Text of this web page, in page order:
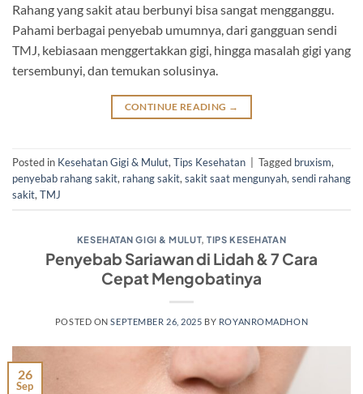
Rahang yang sakit atau berbunyi bisa sangat mengganggu.
Pahami berbagai penyebab umumnya, dari gangguan sendi
TMJ, kebiasaan menggertakkan gigi, hingga masalah gigi yang
tersembunyi, dan temukan solusinya.
CONTINUE READING →
Posted in Kesehatan Gigi & Mulut,Tips Kesehatan Tagged bruxism,
penyebab rahang sakit, rahang sakit,sakit saat mengunyah,sendi rahang
sakit,TMJ
KESEHATAN GIGI & MULUT,TIPS KESEHATAN
Penyebab Sariawan di Lidah & 7 Cara
Cepat Mengobatinya
POSTED ONSEPTEMBER 26, 2025 BY ROYANROMADHON
26
Sep